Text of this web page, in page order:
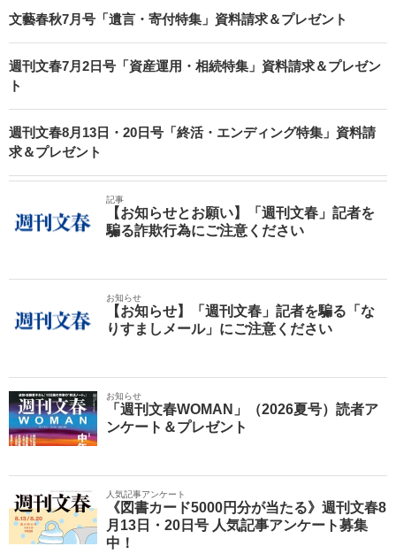
文藝春秋7月号「遺言・寄付特集」資料請求＆プレゼント
週刊文春7月2日号「資産運用・相続特集」資料請求＆プレゼン
ト
週刊文春8月13日・20日号「終活・エンディング特集」資料請
求＆プレゼント
記事
【お知らせとお願い】「週刊文春」記者を
騙る詐欺行為にご注意ください
お知らせ
【お知らせ】「週刊文春」記者を騙る「な
りすましメール」にご注意ください
お知らせ
「週刊文春WOMAN」（2026夏号）読者ア
ンケート＆プレゼント
人気記事アンケート
《図書カード5000円分が当たる》週刊文春8
月13日・20日号 人気記事アンケート募集
中！